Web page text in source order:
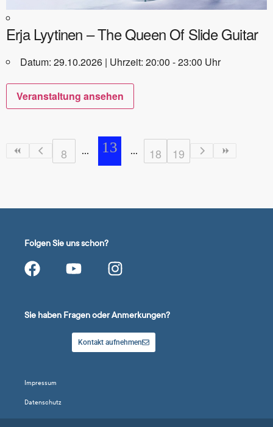
Erja Lyytinen – The Queen Of Slide Guitar
Datum: 29.10.2026 | Uhrzeit: 20:00 - 23:00 Uhr
Veranstaltung ansehen
8 13 18 19
Folgen Sie uns schon?
Sie haben Fragen oder Anmerkungen?
Kontakt aufnehmen
Impressum
Datenschutz